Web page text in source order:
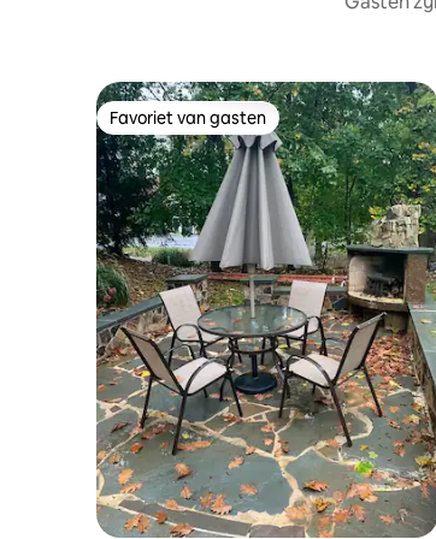
Favoriet van gasten
Favoriet van gasten